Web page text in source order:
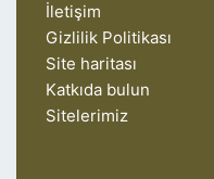
İletişim
Gizlilik Politikası
Site haritası
Katkıda bulun
Sitelerimiz